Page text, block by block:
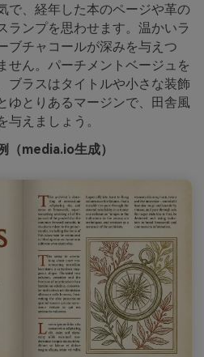
で、経年した本のページや革の
ランプを思わせます。温かいラ
ブチャコールが深みを与えつ
せん。パーチメントベージュを
ブラスはタイトルや小さな装飾
ゆとりあるマージンで、田舎風
えましょう。
（media.io生成）